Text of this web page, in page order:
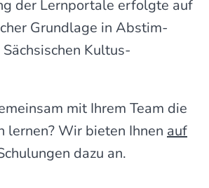
der Lern­portale erfolgte auf
Grund­lage in Abstim­
Kultus­
mit Ihrem Team die
lernen? Wir bieten Ihnen auf
dazu an.